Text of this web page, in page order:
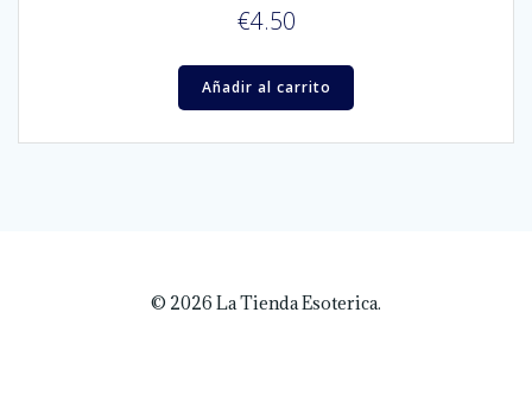
€4.50
Añadir al carrito
© 2026 La Tienda Esoterica.